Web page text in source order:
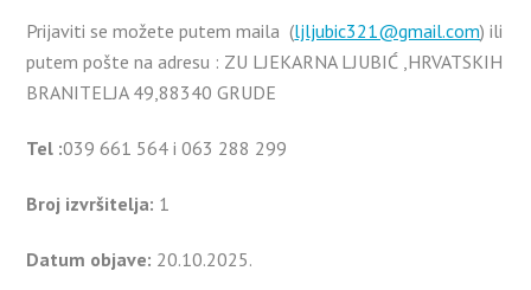
Prijaviti se možete putem maila (ljljubic321@gmail.com) ili
putem pošte na adresu : ZU LJEKARNA LJUBIĆ ,HRVATSKIH
BRANITELJA 49,88340 GRUDE
Tel :039 661 564 i 063 288 299
Broj izvršitelja: 1
Datum objave: 20.10.2025.